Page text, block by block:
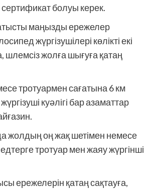
болуы керек.
маңызды ережелер
жүргізушілері көлікті екі
жолға шығуға қатаң
тротуармен сағатына 6 км
куәлігі бар азаматтар
жолдың оң жақ шетімен немесе
тротуар мен жаяу жүргінші
ережелерін қатаң сақтауға,